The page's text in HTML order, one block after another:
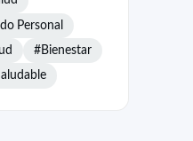
Personal
#Bienestar